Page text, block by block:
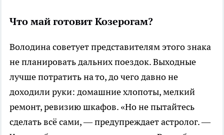
Что май готовит Козерогам?
Володина советует представителям этого знака
не планировать дальних поездок. Выходные
лучше потратить на то, до чего давно не
доходили руки: домашние хлопоты, мелкий
ремонт, ревизию шкафов. «Но не пытайтесь
сделать всё сами, — предупреждает астролог. —